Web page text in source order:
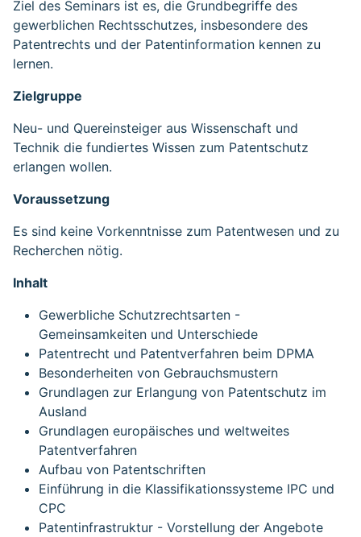
Ziel des Seminars ist es, die Grundbegriffe des
gewerblichen Rechtsschutzes, insbesondere des
Patentrechts und der Patentinformation kennen zu
lernen.
Zielgruppe
Neu- und Quereinsteiger aus Wissenschaft und
Technik die fundiertes Wissen zum Patentschutz
erlangen wollen.
Voraussetzung
Es sind keine Vorkenntnisse zum Patentwesen und zu
Recherchen nötig.
Inhalt
Gewerbliche Schutzrechtsarten -
Gemeinsamkeiten und Unterschiede
Patentrecht und Patentverfahren beim DPMA
Besonderheiten von Gebrauchsmustern
Grundlagen zur Erlangung von Patentschutz im
Ausland
Grundlagen europäisches und weltweites
Patentverfahren
Aufbau von Patentschriften
Einführung in die Klassifikationssysteme IPC und
CPC
Patentinfrastruktur - Vorstellung der Angebote